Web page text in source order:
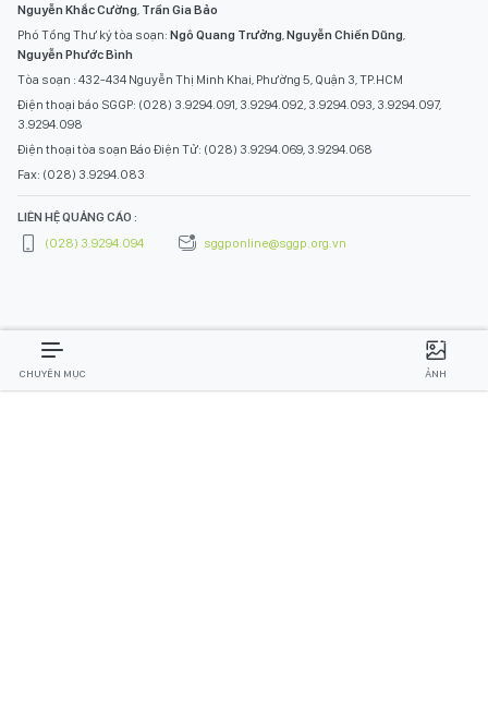
Nguyễn Khắc Cường Trần Gia Bảo
Phó Tổng Thư ký tòa soạn: Ngô Quang Trưởng Nguyễn Chiến Dũng
Nguyễn Phước Bình
Tòa soạn : 432-434 Nguyễn Thị Minh Khai, Phường 5, Quận 3, TP.HCM
Điện thoại báo SGGP: (028) 3.9294.091, 3.9294.092, 3.9294.093, 3.9294.097,
3.9294.098
Điện thoại tòa soạn Báo Điện Tử: (028) 3.9294.069, 3.9294.068
Fax: (028) 3.9294.083
LIÊN HỆ QUẢNG CÁO :
(028) 3.9294.094
sggponline@sggp.org.vn
CHUYÊN MỤC ẢNH